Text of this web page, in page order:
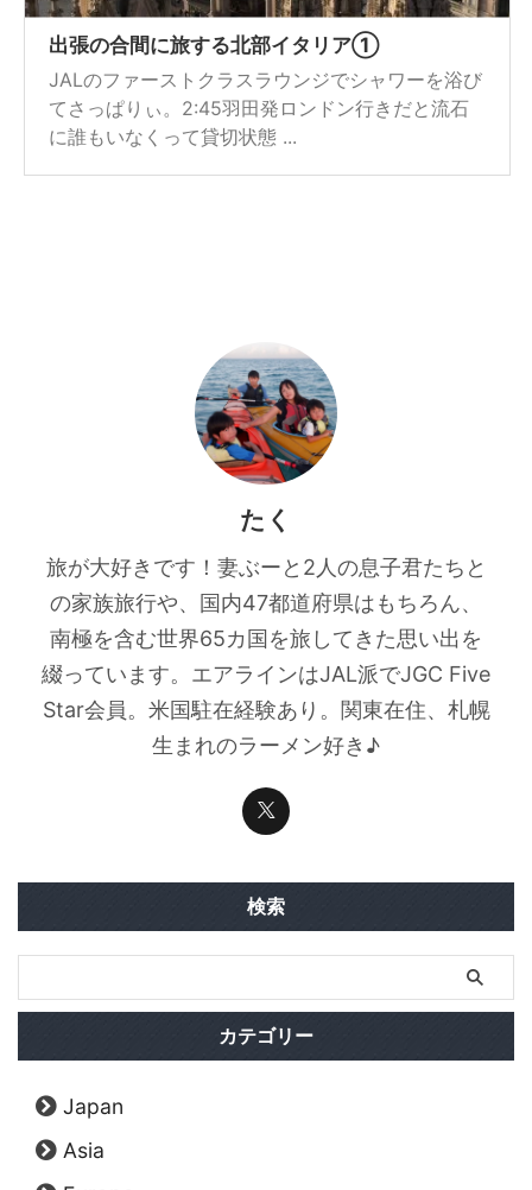
出張の合間に旅する北部イタリア①
JALのファーストクラスラウンジでシャワーを浴び
てさっぱりぃ。2:45羽田発ロンドン行きだと流石
に誰もいなくって貸切状態 ...
たく
旅が大好きです！妻ぶーと2人の息子君たちと
の家族旅行や、国内47都道府県はもちろん、
南極を含む世界65カ国を旅してきた思い出を
綴っています。エアラインはJAL派でJGC Five
Star会員。米国駐在経験あり。関東在住、札幌
生まれのラーメン好き♪
検索
カテゴリー
Japan
Asia